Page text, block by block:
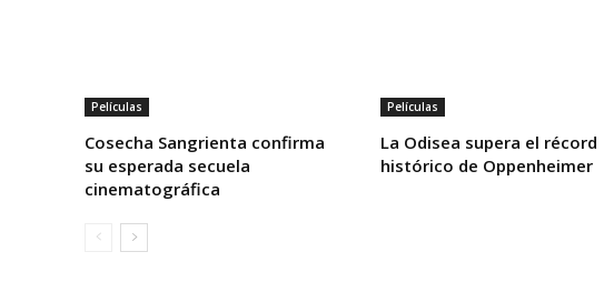
Películas
Cosecha Sangrienta confirma
su esperada secuela
cinematográfica
Películas
La Odisea supera el récord
histórico de Oppenheimer